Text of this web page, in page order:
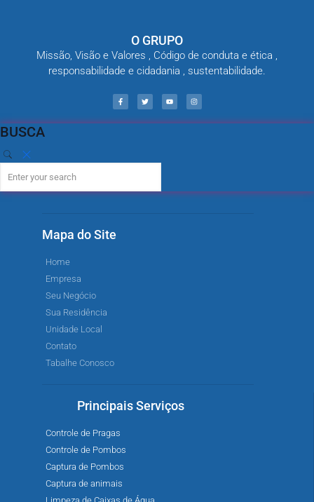
O GRUPO
Missão, Visão e Valores , Código de conduta e ética ,
responsabilidade e cidadania , sustentabilidade.
BUSCA
Mapa do Site
Home
Empresa
Seu Negócio
Sua Residência
Unidade Local
Contato
Tabalhe Conosco
Principais Serviços
Controle de Pragas
Controle de Pombos
Captura de Pombos
Captura de animais